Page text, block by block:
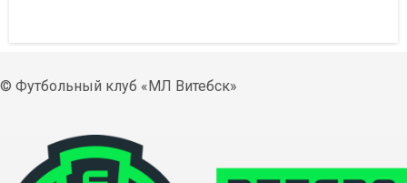
© Футбольный клуб «МЛ Витебск»